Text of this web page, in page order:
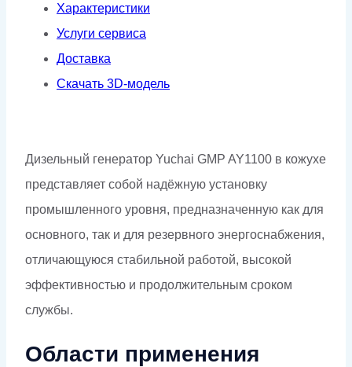
кожухе
Характеристики
Услуги сервиса
Доставка
Скачать 3D-модель
Дизельный генератор Yuchai GMP AY1100 в кожухе
представляет собой надёжную установку
промышленного уровня, предназначенную как для
основного, так и для резервного энергоснабжения,
отличающуюся стабильной работой, высокой
эффективностью и продолжительным сроком
службы.
Области применения